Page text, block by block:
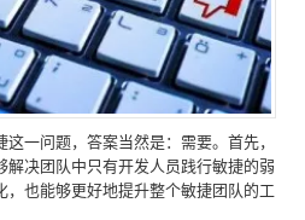
一问题，答案当然是：需要。首先，
解决团队中只有开发人员践行敏捷的弱
，也能够更好地提升整个敏捷团队的工